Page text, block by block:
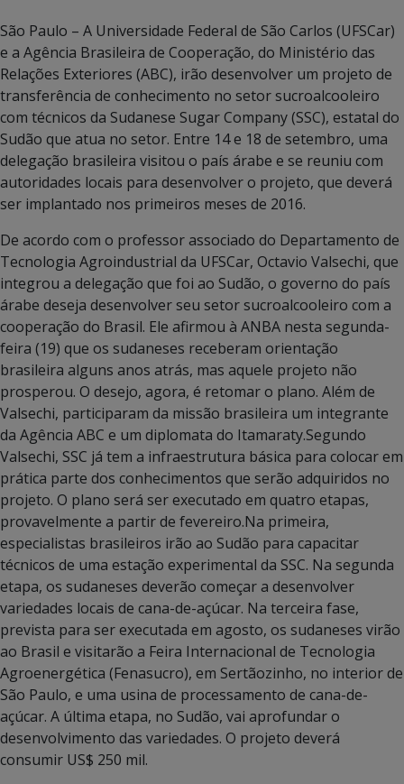
São Paulo – A Universidade Federal de São Carlos (UFSCar)
e a Agência Brasileira de Cooperação, do Ministério das
Relações Exteriores (ABC), irão desenvolver um projeto de
transferência de conhecimento no setor sucroalcooleiro
com técnicos da Sudanese Sugar Company (SSC), estatal do
Sudão que atua no setor. Entre 14 e 18 de setembro, uma
delegação brasileira visitou o país árabe e se reuniu com
autoridades locais para desenvolver o projeto, que deverá
ser implantado nos primeiros meses de 2016.
De acordo com o professor associado do Departamento de
Tecnologia Agroindustrial da UFSCar, Octavio Valsechi, que
integrou a delegação que foi ao Sudão, o governo do país
árabe deseja desenvolver seu setor sucroalcooleiro com a
cooperação do Brasil. Ele afirmou à ANBA nesta segunda-
feira (19) que os sudaneses receberam orientação
brasileira alguns anos atrás, mas aquele projeto não
prosperou. O desejo, agora, é retomar o plano. Além de
Valsechi, participaram da missão brasileira um integrante
da Agência ABC e um diplomata do Itamaraty.Segundo
Valsechi, SSC já tem a infraestrutura básica para colocar em
prática parte dos conhecimentos que serão adquiridos no
projeto. O plano será ser executado em quatro etapas,
provavelmente a partir de fevereiro.Na primeira,
especialistas brasileiros irão ao Sudão para capacitar
técnicos de uma estação experimental da SSC. Na segunda
etapa, os sudaneses deverão começar a desenvolver
variedades locais de cana-de-açúcar. Na terceira fase,
prevista para ser executada em agosto, os sudaneses virão
ao Brasil e visitarão a Feira Internacional de Tecnologia
Agroenergética (Fenasucro), em Sertãozinho, no interior de
São Paulo, e uma usina de processamento de cana-de-
açúcar. A última etapa, no Sudão, vai aprofundar o
desenvolvimento das variedades. O projeto deverá
consumir US$ 250 mil.